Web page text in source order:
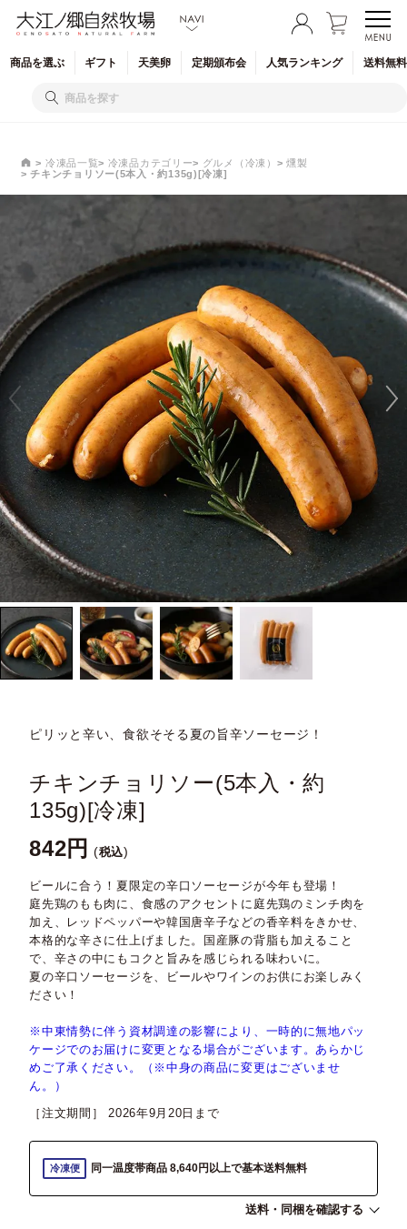
商品を選ぶ ギフト 天美卵 定期頒布会 人気ランキング 送料無
冷凍品一覧 冷凍品カテゴリー グルメ（冷凍）
燻製
チキンチョリソー(5本入・約135g)[冷凍]
ピリッと辛い、食欲そそる夏の旨辛ソーセージ！
チキンチョリソー(5本入・約
135g)[冷凍]
842 税込
ビールに合う！夏限定の辛口ソーセージが今年も登場！
庭先鶏のもも肉に、食感のアクセントに庭先鶏のミンチ肉を
加え、レッドペッパーや韓国唐辛子などの香辛料をきかせ、
本格的な辛さに仕上げました。国産豚の背脂も加えること
で、辛さの中にもコクと旨みを感じられる味わいに。
夏の辛口ソーセージを、ビールやワインのお供にお楽しみく
ださい！
※中東情勢に伴う資材調達の影響により、一時的に無地パッ
ケージでのお届けに変更となる場合がございます。あらかじ
めご了承ください。（※中身の商品に変更はございませ
ん。）
［注文期間］
2026年9月20日
冷凍便 同一温度帯商品 8,640円以上で基本送料無料
送料・同梱を確認する